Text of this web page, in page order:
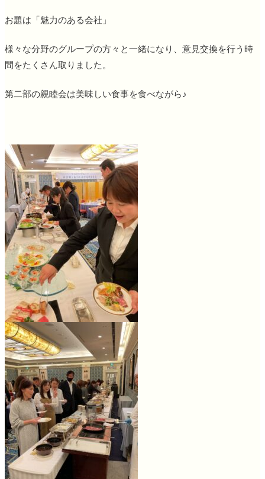
お題は「魅力のある会社」
様々な分野のグループの方々と一緒になり、意見交換を行う時
間をたくさん取りました。
第二部の親睦会は美味しい食事を食べながら♪